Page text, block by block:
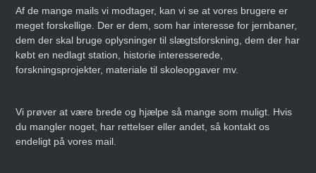
Af de mange mails vi modtager, kan vi se at vores brugere er
meget forskellige. Der er dem, som har interesse for jernbaner,
dem der skal bruge oplysninger til slægtsforskning, dem der har
købt en nedlagt station, historie interesserede,
forskningsprojekter, materiale til skoleopgaver mv.
Vi prøver at være brede og hjælpe så mange som muligt. Hvis
du mangler noget, har rettelser eller andet, så kontakt os
endeligt på vores mail.